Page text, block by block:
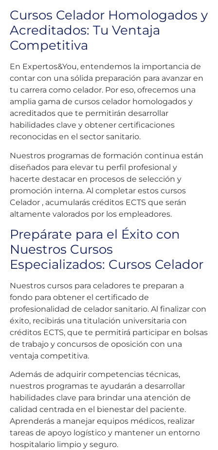
Cursos Celador Homologados y
Acreditados: Tu Ventaja
Competitiva
En Expertos&You, entendemos la importancia de
contar con una sólida preparación para avanzar en
tu carrera como celador. Por eso, ofrecemos una
amplia gama de cursos celador homologados y
acreditados que te permitirán desarrollar
habilidades clave y obtener certificaciones
reconocidas en el sector sanitario.
Nuestros programas de formación continua están
diseñados para elevar tu perfil profesional y
hacerte destacar en procesos de selección y
promoción interna. Al completar estos cursos
Celador , acumularás créditos ECTS que serán
altamente valorados por los empleadores.
Prepárate para el Éxito con
Nuestros Cursos
Especializados: Cursos Celador
Nuestros cursos para celadores te preparan a
fondo para obtener el certificado de
profesionalidad de celador sanitario. Al finalizar con
éxito, recibirás una titulación universitaria con
créditos ECTS, que te permitirá participar en bolsas
de trabajo y concursos de oposición con una
ventaja competitiva.
Además de adquirir competencias técnicas,
nuestros programas te ayudarán a desarrollar
habilidades clave para brindar una atención de
calidad centrada en el bienestar del paciente.
Aprenderás a manejar equipos médicos, realizar
tareas de apoyo logístico y mantener un entorno
hospitalario limpio y seguro.